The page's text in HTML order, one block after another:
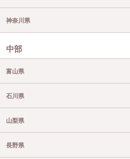
神奈川県
中部
富山県
石川県
山梨県
長野県